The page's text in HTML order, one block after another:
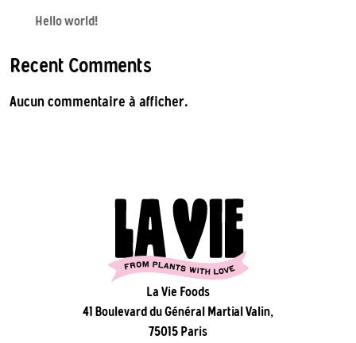
Hello world!
Recent Comments
Aucun commentaire à afficher.
La Vie Foods
41 Boulevard du Général Martial Valin,
75015 Paris